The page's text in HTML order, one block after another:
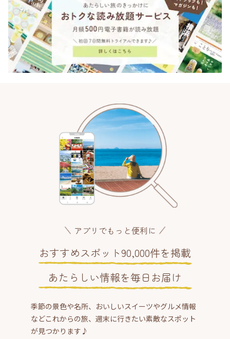
アプリでもっと便利に
おすすめスポット90,000件を掲載
あたらしい情報を毎日お届け
季節の景色や名所、おいしいスイーツやグルメ情報
などこれからの旅、週末に行きたい素敵なスポット
が見つかります♪